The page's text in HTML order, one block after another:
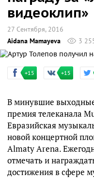
видеоклип»
27 Сентября, 2016
Aidana Mamayeva
3
+15 +15
В минувшие
премия телеканала
Евразийская
новой концертной
Almaty Arena.
отмечать и
достижения в сфере